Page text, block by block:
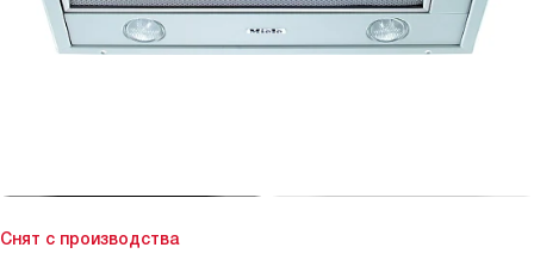
Снят с производства